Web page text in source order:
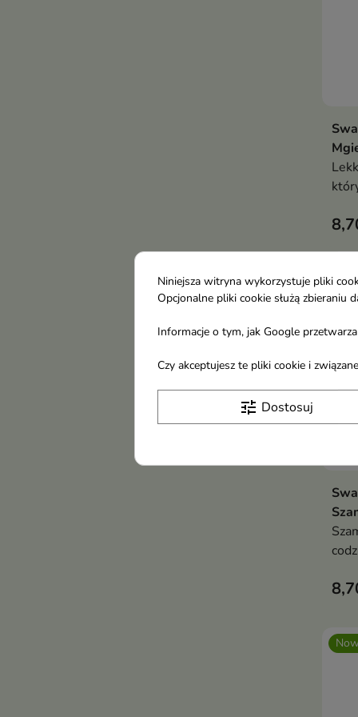
Niniejsza witryna wykorzystuje pliki
Opcjonalne pliki cookie służą
Informacje o tym, jak Google
Czy akceptujesz te pliki cookie i
tune Dostosuj